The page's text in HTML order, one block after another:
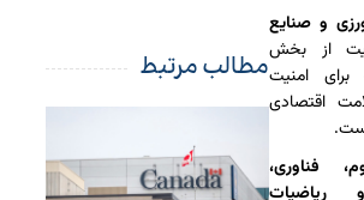
و صنایع
از بخش
امنیت
اقتصادی
فناوری،
ریاضیات
مطالب مرتبط